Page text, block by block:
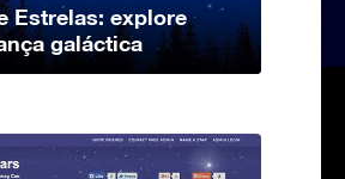
Estrelas: explore
galáctica